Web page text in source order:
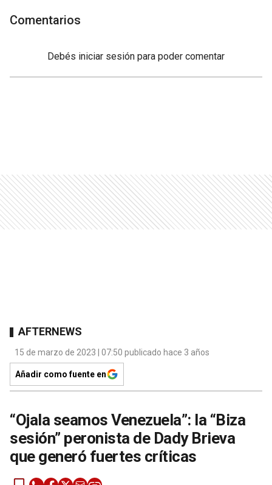
Comentarios
Debés iniciar sesión para poder comentar
AFTERNEWS
15 de marzo de 2023 | 07:50 publicado hace 3 años
Añadir como fuente en
“Ojala seamos Venezuela”: la “Biza
sesión” peronista de Dady Brieva
que generó fuertes críticas